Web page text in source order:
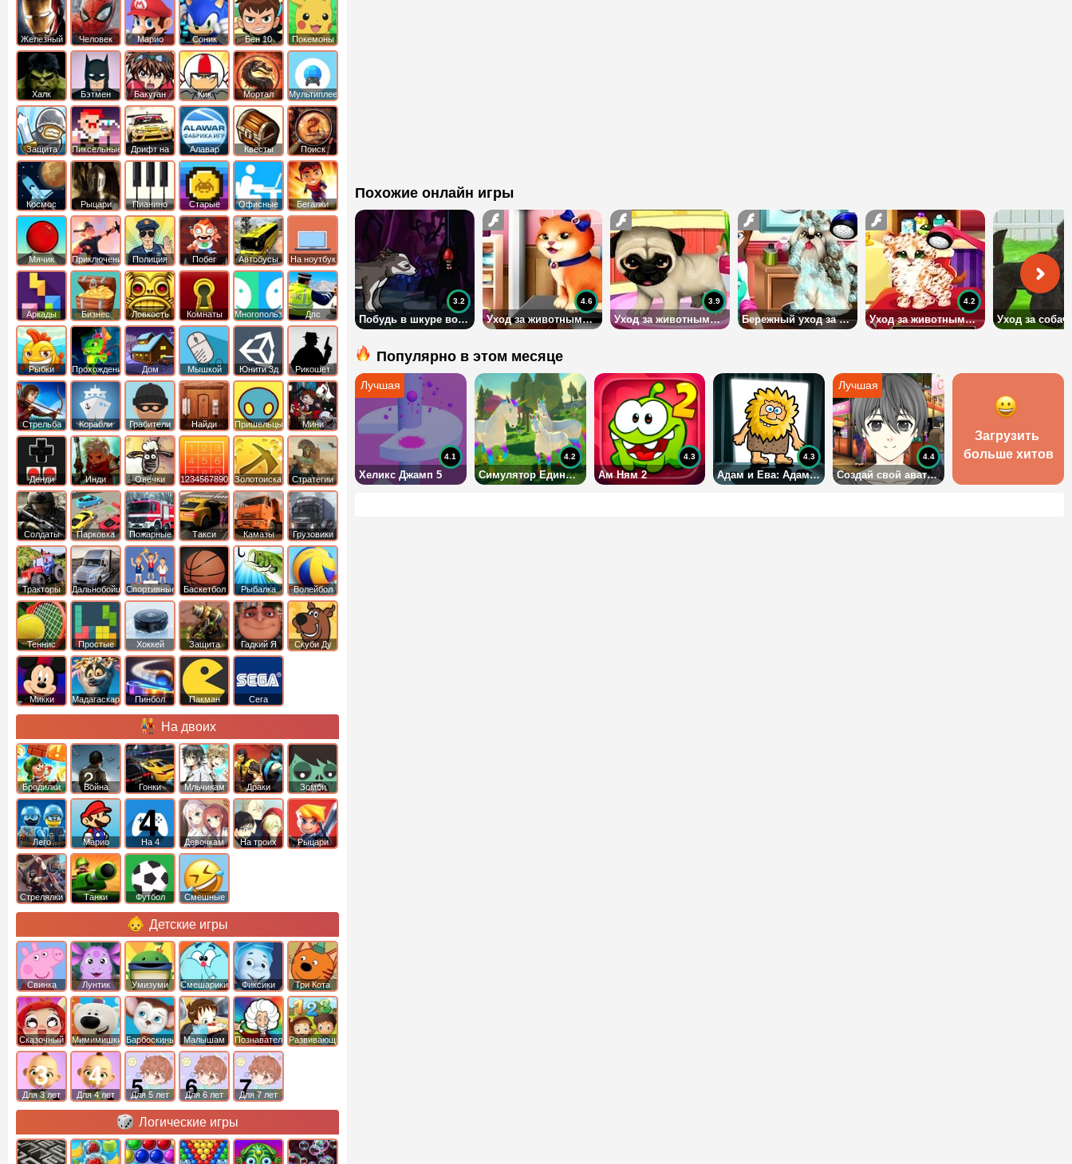
Похожие онлайн игры
Побудь в шкуре волка
3.2
Уход за животными в салоне красоты 2
4.6
Уход за животными в салоне красоты
3.9
Бережный уход за животными Уход за животными в Рождество
4.2
Популярно в этом месяце
Хеликс Джамп 5
4.1
Симулятор Единорога
4.2
Ам Ням 2
4.3
Адам и Ева: Адам-призрак
4.3
Создай свой аватар в аниме
4.4
Загрузить
больше хитов
Аанге
Железный
человек
Человек
Паук
Марио Соник Бен 10 Покемоны
Халк Бэтмен Бакуган
Кик
Бутовский
Мортал
комбат
Мультиплеер
Защита
королевства
Пиксельные
Дрифт на
машинах
Алавар Квесты
Поиск
предметов
Космос Рыцари Пианино Старые Офисные Бегалки
Мячик Приключения Полиция Побег Автобусы На ноутбук
Аркады
Бизнес
симуляторы
Ловкость Комнаты Многопользовательские
Дпс
Рыбки Прохождение Дом Мышкой Юнити 3д Рикошет
Cтрельба
из лука
Корабли Грабители
Найди
выход
Пришельцы Мини
Денди Инди
Овечки
идут домой
1234567890 ЗолотоискательСтратегии
Солдаты
Парковка
машин
Пожарные
машины
Такси Камазы Грузовики
Тракторы ДальнобойщикиСпортивные Баскетбол Рыбалка Волейбол
Теннис Простые Хоккей
Защита
башни
Гадкий Я Скуби Ду
Микки
Мадагаскар Пинбол Пакман Сега
На двоих
Бродилки Война Гонки Мльчикам Драки Зомби
Лего Марио На 4 Девочкам На троих Рыцари
Стрелялки Танки Футбол Смешные
Детские игры
Свинка
Пеппа
Лунтик Умизуми Смешарики Фиксики Три Кота
Сказочный
патруль
Мимимишки Барбоскины Малышам ПознавательныеРазвивающие
Для 3 лет Для 4 лет Для 5 лет Для 6 лет Для 7 лет
Логические игры